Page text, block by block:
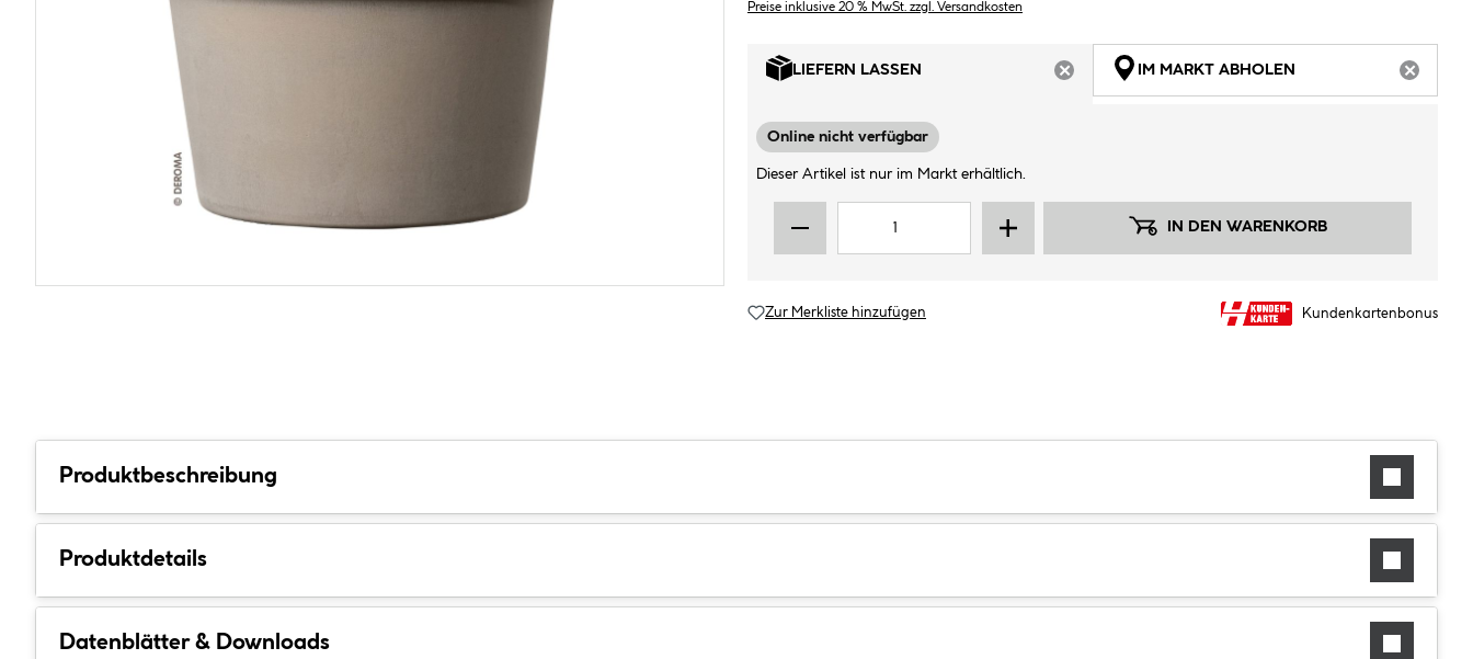
Preise inklusive 20 % MwSt. zzgl. Versandkosten
LIEFERN LASSEN
ARTIKEL NICHT VERFÜGBAR
IM MARKT ABHOLEN
Online nicht verfügbar
Dieser Artikel ist nur im Markt erhältlich.
IN DEN WARENKORB
Zur Merkliste hinzufügen Kundenkartenbonus
Produktbeschreibung
Produktdetails
Datenblätter & Downloads